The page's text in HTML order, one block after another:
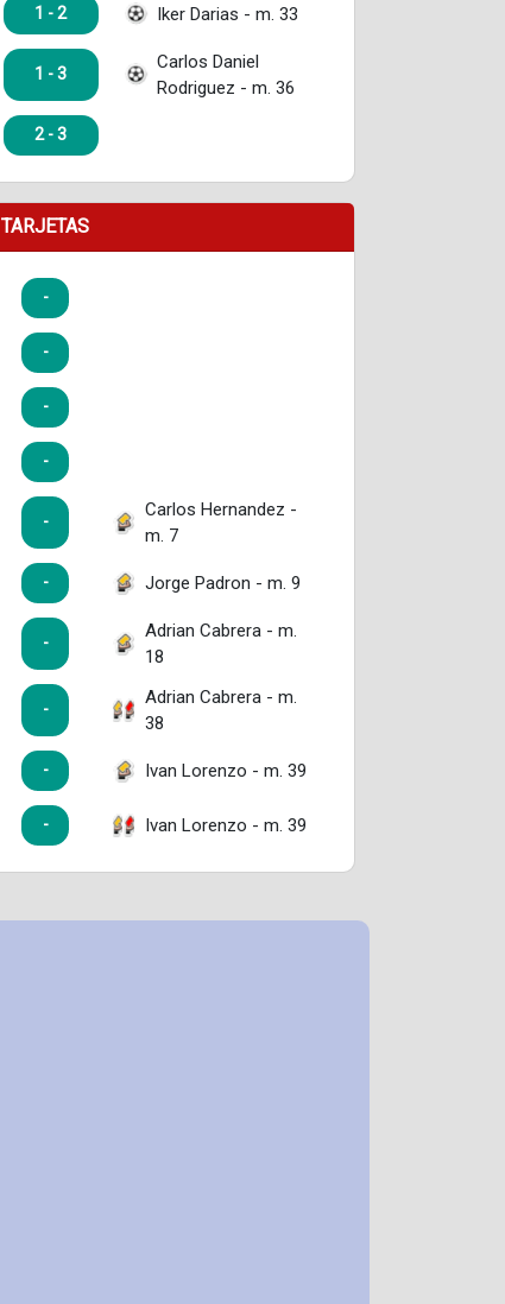
1 - 2 Iker Darias - m. 33
1 - 3
Carlos Daniel
Rodriguez - m. 36
2 - 3
TARJETAS
-
-
-
-
-
Carlos Hernandez -
m. 7
- Jorge Padron - m. 9
-
Adrian Cabrera - m.
18
-
Adrian Cabrera - m.
38
- Ivan Lorenzo - m. 39
- Ivan Lorenzo - m. 39